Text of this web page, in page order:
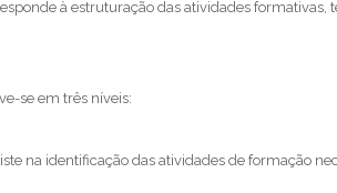
à estruturação das atividades formativas,
se em três níveis:
na identificação das atividades de formação